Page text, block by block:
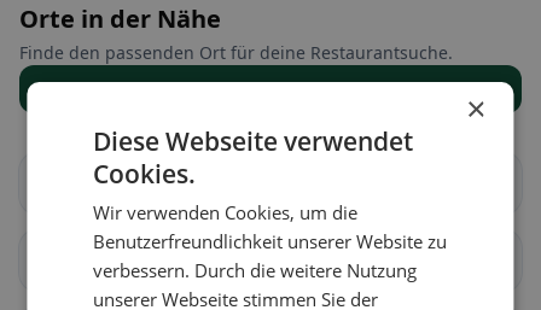
Orte in der Nähe
Finde den passenden Ort für deine Restaurantsuche.
Alle Orte anzeigen
Biberstein Buchs (AG)
×
Diese Webseite verwendet
Cookies.
Wir verwenden Cookies, um die
Benutzerfreundlichkeit unserer Website zu
verbessern. Durch die weitere Nutzung
unserer Webseite stimmen Sie der